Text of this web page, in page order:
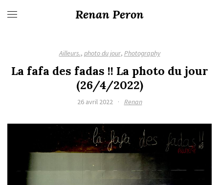
Renan Peron
Ailleurs., photo du jour, Photography
La fafa des fadas !! La photo du jour
(26/4/2022)
26 avril 2022 · Renan